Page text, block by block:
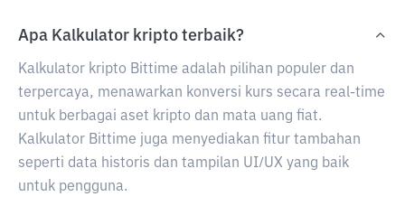
Apa Kalkulator kripto terbaik?
Kalkulator kripto Bittime adalah pilihan populer dan
terpercaya, menawarkan konversi kurs secara real-time
untuk berbagai aset kripto dan mata uang fiat.
Kalkulator Bittime juga menyediakan fitur tambahan
seperti data historis dan tampilan UI/UX yang baik
untuk pengguna.